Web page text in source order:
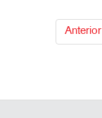
Anterior